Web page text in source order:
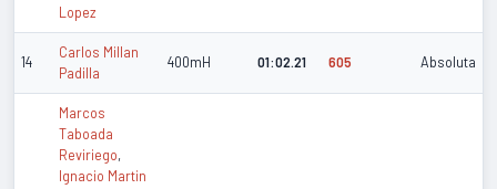
Lopez
14
Carlos Millan
Padilla
400mH 01:02.21 605 Absoluta
Marcos
Taboada
Reviriego
Ignacio Martin